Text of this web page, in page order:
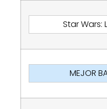
Star Wars:
MEJOR